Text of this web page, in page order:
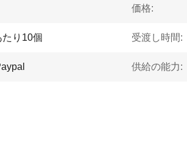
価格:
たり10個 受渡し時間:
供給の能力: